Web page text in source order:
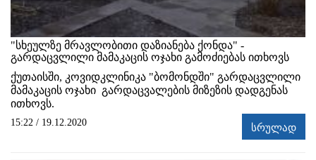
"სხეულზე მრავლობითი დაზიანება ქონდა" -
გარდაცვლილი მამაკაცის ოჯახი გამოძიებას ითხოვს
ქუთაისში, კოვიდკლინიკა "ბომონდში" გარდაცვლილი
მამაკაცის ოჯახი გარდაცვალების მიზეზის დადგენას
ითხოვს.
15:22 / 19.12.2020 სრულად